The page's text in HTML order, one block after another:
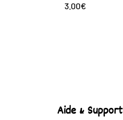
Aide & Support